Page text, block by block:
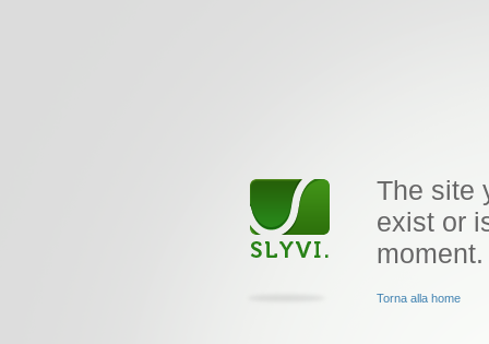
The site
exist or
moment.
Torna alla home